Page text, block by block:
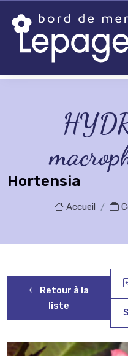
Hortensia
Accueil
Retour à la
liste